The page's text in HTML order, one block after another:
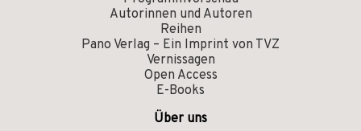
Autorinnen und Autoren
Reihen
Pano Verlag – Ein Imprint von TVZ
Vernissagen
Open Access
E-Books
Über uns